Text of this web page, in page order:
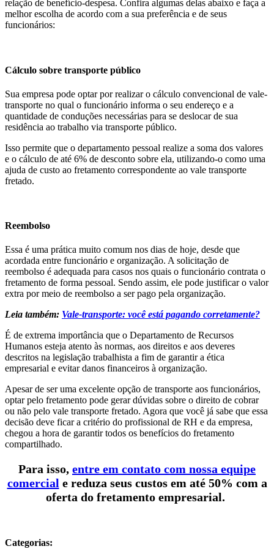
relação de benefício-despesa. Confira algumas delas abaixo e faça a
melhor escolha de acordo com a sua preferência e de seus
funcionários:
Cálculo sobre transporte público
Sua empresa pode optar por realizar o cálculo convencional de vale-
transporte no qual o funcionário informa o seu endereço e a
quantidade de conduções necessárias para se deslocar de sua
residência ao trabalho via transporte público.
Isso permite que o departamento pessoal realize a soma dos valores
e o cálculo de até 6% de desconto sobre ela, utilizando-o como uma
ajuda de custo ao fretamento correspondente ao vale transporte
fretado.
Reembolso
Essa é uma prática muito comum nos dias de hoje, desde que
acordada entre funcionário e organização. A solicitação de
reembolso é adequada para casos nos quais o funcionário contrata o
fretamento de forma pessoal. Sendo assim, ele pode justificar o valor
extra por meio de reembolso a ser pago pela organização.
Leia também: Vale-transporte: você está pagando corretamente?
É de extrema importância que o Departamento de Recursos
Humanos esteja atento às normas, aos direitos e aos deveres
descritos na legislação trabalhista a fim de garantir a ética
empresarial e evitar danos financeiros à organização.
Apesar de ser uma excelente opção de transporte aos funcionários,
optar pelo fretamento pode gerar dúvidas sobre o direito de cobrar
ou não pelo vale transporte fretado. Agora que você já sabe que essa
decisão deve ficar a critério do profissional de RH e da empresa,
chegou a hora de garantir todos os benefícios do fretamento
compartilhado.
Para isso, entre em contato com nossa equipe
comerciale reduza seus custos em até 50% com a
oferta do fretamento empresarial.
Categorias: